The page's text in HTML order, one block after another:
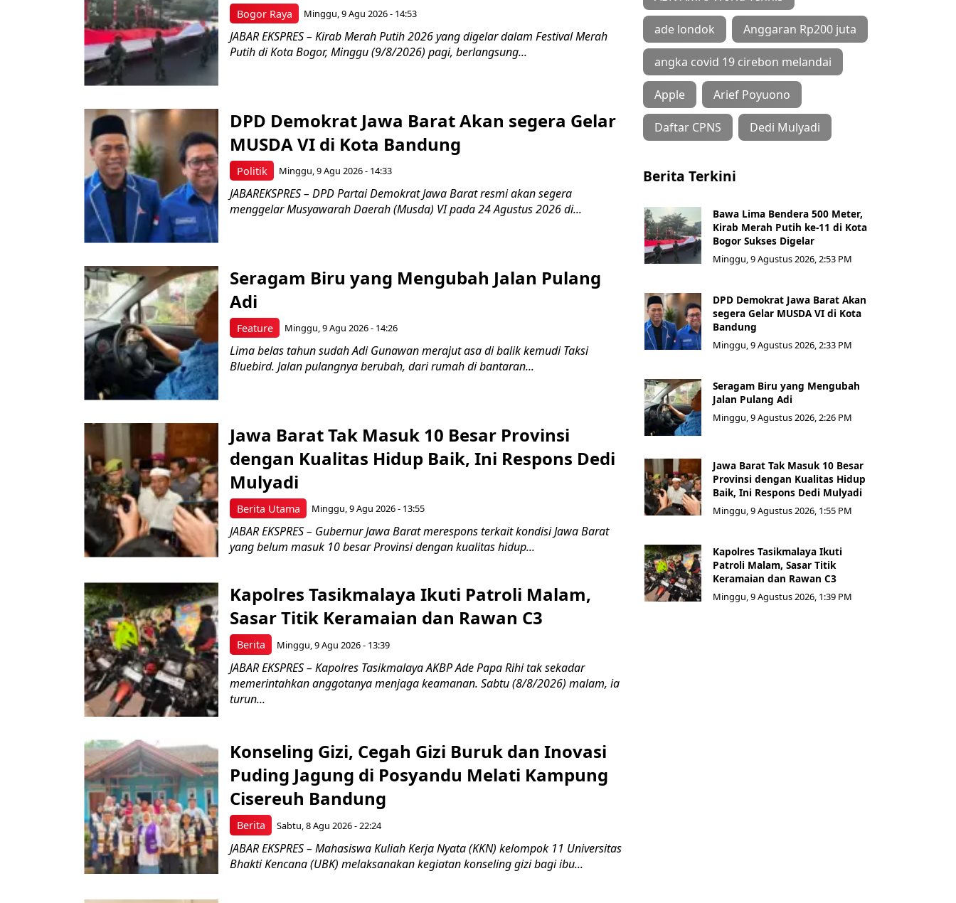
Bogor Raya Minggu, 9 Agu 2026 - 14:53
JABAR EKSPRES – Kirab Merah Putih 2026 yang digelar dalam Festival Merah
Putih di Kota Bogor, Minggu (9/8/2026) pagi, berlangsung...
Politik
DPD Demokrat Jawa Barat Akan segera Gelar
MUSDA VI di Kota Bandung
Minggu, 9 Agu 2026 - 14:33
JABAREKSPRES – DPD Partai Demokrat Jawa Barat resmi akan segera
menggelar Musyawarah Daerah (Musda) VI pada 24 Agustus 2026 di...
Feature
Seragam Biru yang Mengubah Jalan Pulang
Adi
Minggu, 9 Agu 2026 - 14:26
Lima belas tahun sudah Adi Gunawan merajut asa di balik kemudi Taksi
Bluebird. Jalan pulangnya berubah, dari rumah di bantaran...
Berita Utama
Jawa Barat Tak Masuk 10 Besar Provinsi
dengan Kualitas Hidup Baik, Ini Respons Dedi
Mulyadi
Minggu, 9 Agu 2026 - 13:55
JABAR EKSPRES – Gubernur Jawa Barat merespons terkait kondisi Jawa Barat
yang belum masuk 10 besar Provinsi dengan kualitas hidup...
Berita
Kapolres Tasikmalaya Ikuti Patroli Malam,
Sasar Titik Keramaian dan Rawan C3
Minggu, 9 Agu 2026 - 13:39
JABAR EKSPRES – Kapolres Tasikmalaya AKBP Ade Papa Rihi tak sekadar
memerintahkan anggotanya menjaga keamanan. Sabtu (8/8/2026) malam, ia
turun...
Berita
Konseling Gizi, Cegah Gizi Buruk dan Inovasi
Puding Jagung di Posyandu Melati Kampung
Cisereuh Bandung
Sabtu, 8 Agu 2026 - 22:24
JABAR EKSPRES – Mahasiswa Kuliah Kerja Nyata (KKN) kelompok 11 Universitas
Bhakti Kencana (UBK) melaksanakan kegiatan konseling gizi bagi ibu...
ade londok Anggaran Rp200 juta
angka covid 19 cirebon melandai
Apple Arief Poyuono
Daftar CPNS Dedi Mulyadi
Berita Terkini
Bawa Lima Bendera 500 Meter,
Kirab Merah Putih ke-11 di Kota
Bogor Sukses Digelar
Minggu, 9 Agustus 2026, 2:53 PM
DPD Demokrat Jawa Barat Akan
segera Gelar MUSDA VI di Kota
Bandung
Minggu, 9 Agustus 2026, 2:33 PM
Seragam Biru yang Mengubah
Jalan Pulang Adi
Minggu, 9 Agustus 2026, 2:26 PM
Jawa Barat Tak Masuk 10 Besar
Provinsi dengan Kualitas Hidup
Baik, Ini Respons Dedi Mulyadi
Minggu, 9 Agustus 2026, 1:55 PM
Kapolres Tasikmalaya Ikuti
Patroli Malam, Sasar Titik
Keramaian dan Rawan C3
Minggu, 9 Agustus 2026, 1:39 PM